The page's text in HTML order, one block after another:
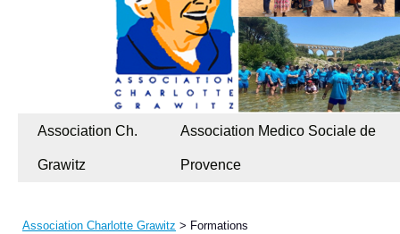
Association Ch.
Grawitz
Association Medico Sociale de
Provence
Association Charlotte Grawitz > Formations